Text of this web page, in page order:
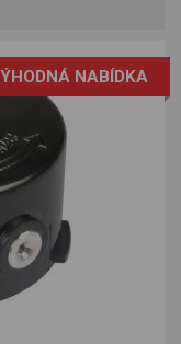
NABÍDKA